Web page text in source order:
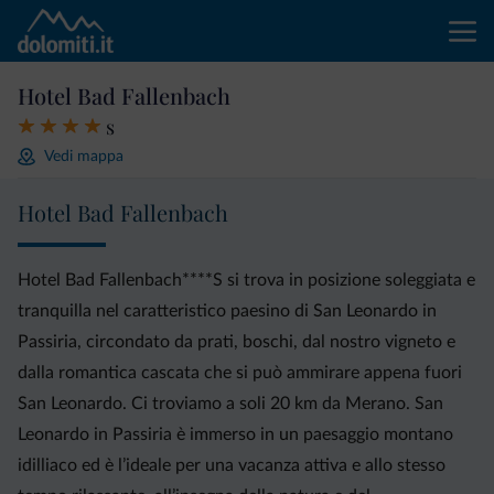
Hotel Bad Fallenbach
s
Vedi mappa
Hotel Bad Fallenbach
Hotel Bad Fallenbach****S si trova in posizione soleggiata e
tranquilla nel caratteristico paesino di San Leonardo in
Passiria, circondato da prati, boschi, dal nostro vigneto e
dalla romantica cascata che si può ammirare appena fuori
San Leonardo. Ci troviamo a soli 20 km da Merano. San
Leonardo in Passiria è immerso in un paesaggio montano
idilliaco ed è l’ideale per una vacanza attiva e allo stesso